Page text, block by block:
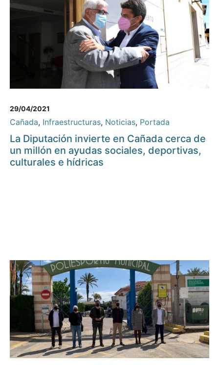
29/04/2021
Cañada, Infraestructuras, Noticias, Portada
La Diputación invierte en Cañada cerca de
un millón en ayudas sociales, deportivas,
culturales e hídricas